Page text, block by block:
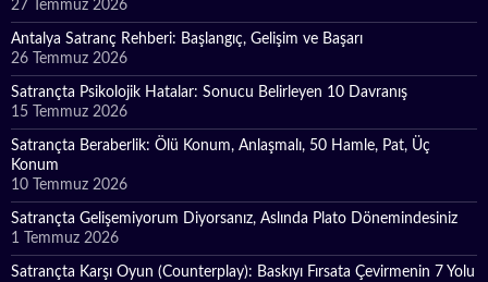
27 Temmuz 2026
Antalya Satranç Rehberi: Başlangıç, Gelişim ve Başarı
26 Temmuz 2026
Satrançta Psikolojik Hatalar: Sonucu Belirleyen 10 Davranış
15 Temmuz 2026
Satrançta Beraberlik: Ölü Konum, Anlaşmalı, 50 Hamle, Pat, Üç
Konum
10 Temmuz 2026
Satrançta Gelişemiyorum Diyorsanız, Aslında Plato Dönemindesiniz
1 Temmuz 2026
Satrançta Karşı Oyun (Counterplay): Baskıyı Fırsata Çevirmenin 7 Yolu